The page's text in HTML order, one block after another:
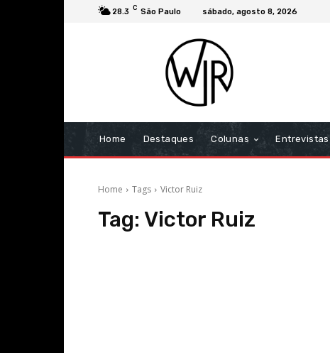
28.3 C São Paulo sábado, agosto 8, 2026
Home Destaques Colunas Entrevistas
Home Tags Victor Ruiz
Tag: Victor Ruiz